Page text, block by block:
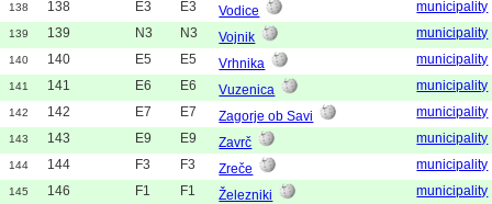
138 138 E3 E3 Vodice municipality
139 139 N3 N3 Vojnik municipality
140 140 E5 E5 Vrhnika municipality
141 141 E6 E6 Vuzenica municipality
142 142 E7 E7 Zagorje ob Savi municipality
143 143 E9 E9 Zavrč municipality
144 144 F3 F3 Zreče municipality
145 146 F1 F1 Železniki municipality